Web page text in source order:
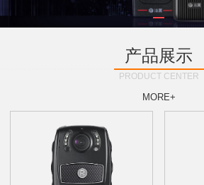
产品展示
PRODUCT CENTER
MORE+